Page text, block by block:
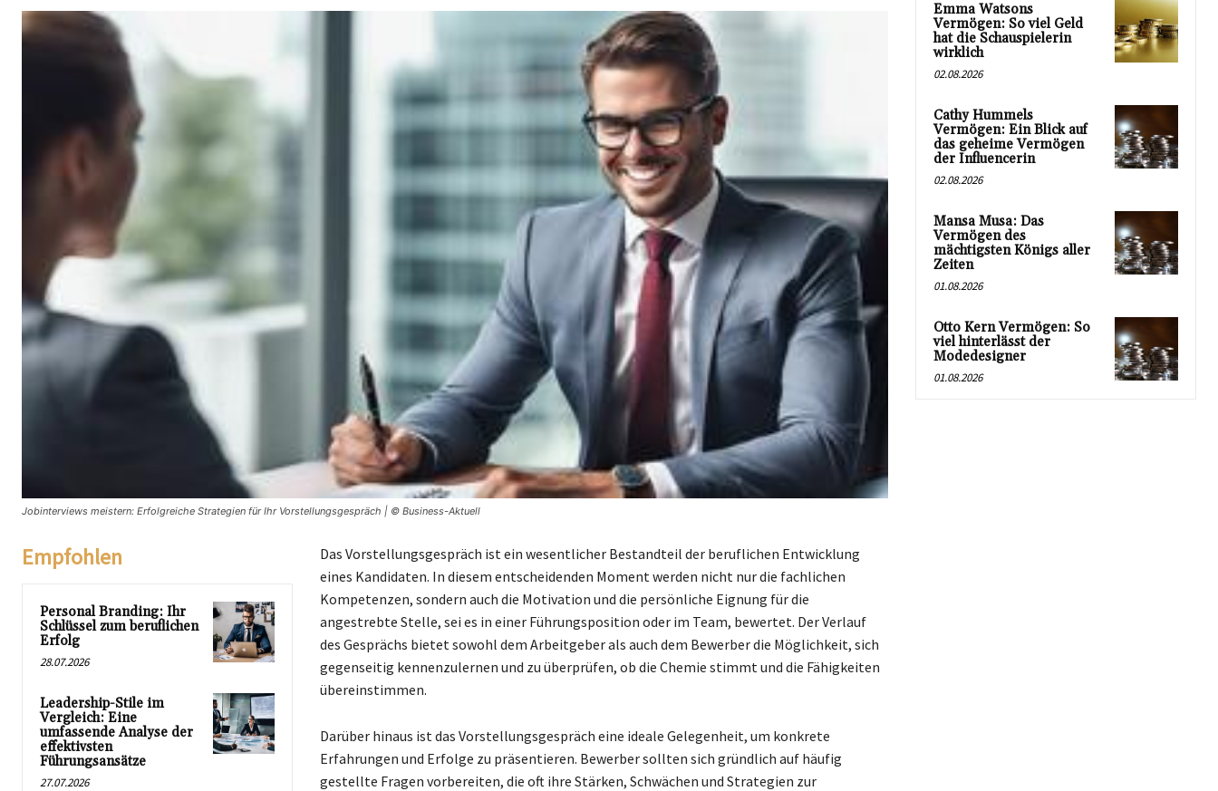
Jobinterviews meistern: Erfolgreiche Strategien für Ihr Vorstellungsgespräch | © Business-Aktuell
Empfohlen
Personal Branding: Ihr
Schlüssel zum beruflichen
Erfolg
28.07.2026
Leadership-Stile im
Vergleich: Eine
umfassende Analyse der
effektivsten
Führungsansätze
27.07.2026
Das Vorstellungsgespräch ist ein wesentlicher Bestandteil der beruflichen Entwicklung
eines Kandidaten. In diesem entscheidenden Moment werden nicht nur die fachlichen
Kompetenzen, sondern auch die Motivation und die persönliche Eignung für die
angestrebte Stelle, sei es in einer Führungsposition oder im Team, bewertet. Der Verlauf
des Gesprächs bietet sowohl dem Arbeitgeber als auch dem Bewerber die Möglichkeit, sich
gegenseitig kennenzulernen und zu überprüfen, ob die Chemie stimmt und die Fähigkeiten
übereinstimmen.
Darüber hinaus ist das Vorstellungsgespräch eine ideale Gelegenheit, um konkrete
Erfahrungen und Erfolge zu präsentieren. Bewerber sollten sich gründlich auf häufig
gestellte Fragen vorbereiten, die oft ihre Stärken, Schwächen und Strategien zur
Emma Watsons
Vermögen: So viel Geld
hat die Schauspielerin
wirklich
02.08.2026
Cathy Hummels
Vermögen: Ein Blick auf
das geheime Vermögen
der Influencerin
02.08.2026
Mansa Musa: Das
Vermögen des
mächtigsten Königs aller
Zeiten
01.08.2026
Otto Kern Vermögen: So
viel hinterlässt der
Modedesigner
01.08.2026